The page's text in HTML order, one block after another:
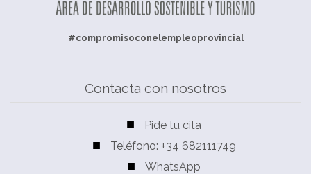
#compromisoconelempleoprovincial
Contacta con nosotros
Pide tu cita
Teléfono: +34 682111749
WhatsApp